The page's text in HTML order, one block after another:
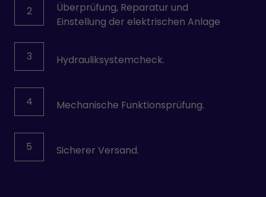
2
Überprüfung, Reparatur und
Einstellung der elektrischen Anlage
3 Hydrauliksystemcheck.
4 Mechanische Funktionsprüfung.
5 Sicherer Versand.